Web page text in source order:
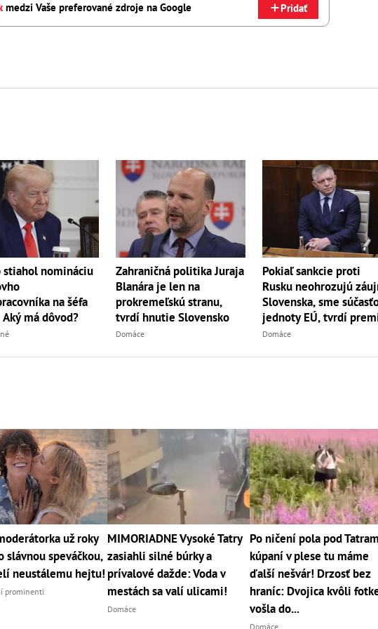
medzi Vaše preferované zdroje na Google Pridať
stiahol nomináciu
na šéfa
Aký má dôvod?
Zahraničná politika Juraja
Blanára je len na
prokremeľskú stranu,
tvrdí hnutie Slovensko
Domáce
Pokiaľ sankcie proti
Rusku neohrozujú
Slovenska, sme
jednoty EÚ, tvrdí
Domáce
už roky
slávnou speváčkou,
neustálemu hejtu!
prominenti
MIMORIADNE Vysoké Tatry
zasiahli silné búrky a
prívalové dažde: Voda v
mestách sa valí ulicami!
Domáce
Po ničení pola pod
kúpaní v plese tu máme
ďalší nešvár! Drzosť bez
hraníc: Dvojica kvôli
vošla do...
Domáce